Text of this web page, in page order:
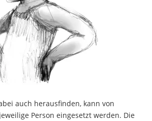
auch herausfinden, kann von
Person eingesetzt werden. Die